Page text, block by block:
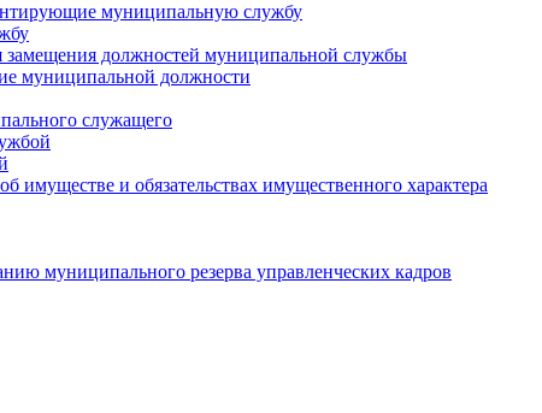
муниципальную службу
должностей муниципальной службы
муниципальной должности
служащего
имуществе и обязательствах имущественного характера
муниципального резерва управленческих кадров